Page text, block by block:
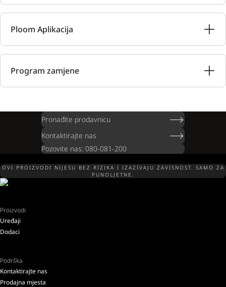
Ploom Aplikacija
Program zamjene
Pronađite prodavnicu
Kontaktirajte nas
Pozovite nas: 080-081-200
OVI PROIZVODI NIJESU BEZ RIZIKA I IZAZIVAJU ZAVISNOST. SAMO ZA
PUNOLJETNE.
Proizvodi
Uređaji
Dodaci
Podrška
Kontaktirajte nas
Prodajna mjesta